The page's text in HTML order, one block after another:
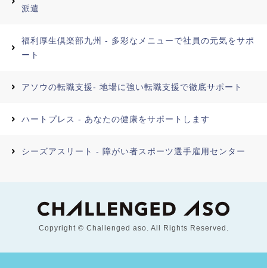
派遣
福利厚生倶楽部九州 - 多彩なメニューで社員の元気をサポ
ート
アソウの転職支援- 地場に強い転職支援で徹底サポート
ハートプレス - あなたの健康をサポートします
シーズアスリート - 障がい者スポーツ選手雇用センター
Copyright © Challenged aso. All Rights Reserved.